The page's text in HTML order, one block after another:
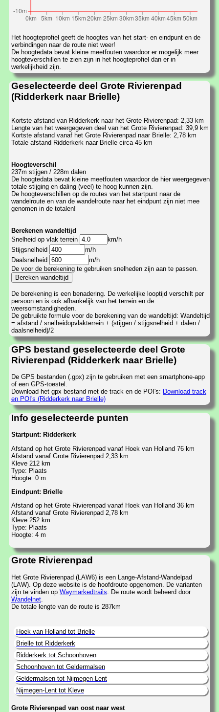
Het hoogteprofiel geeft de hoogtes van het start- en eindpunt en de
verbindingen naar de route niet weer!
De hoogtedata bevat kleine meetfouten waardoor er mogelijk meer
hoogteverschillen te zien zijn in het hoogteprofiel dan er in
werkelijkheid zijn.
Geselecteerde deel Grote Rivierenpad
(Ridderkerk naar Brielle)
Kortste afstand van Ridderkerk naar het Grote Rivierenpad: 2,33 km
Lengte van het weergegeven deel van het Grote Rivierenpad: 39,9 km
Kortste afstand vanaf het Grote Rivierenpad naar Brielle: 2,78 km
Totale afstand Ridderkerk naar Brielle circa 45 km
Hoogteverschil
237m stijgen / 228m dalen
De hoogtedata bevat kleine meetfouten waardoor de hier weergegeven
totale stijging en daling (veel) te hoog kunnen zijn.
De hoogteverschillen op de routes van het startpunt naar de
wandelroute en van de wandelroute naar het eindpunt zijn niet mee
genomen in de totalen!
Berekenen wandeltijd
Snelheid op vlak terrein
km/h
Stijgsnelheid
m/h
Daalsnelheid
m/h
De voor de berekening te gebruiken snelheden zijn aan te passen.
De berekening is een benadering. De werkelijke looptijd verschilt per
persoon en is ook afhankelijk van het terrein en de
weersomstandigheden.
De gebruikte formule voor de berekening van de wandeltijd: Wandeltijd
= afstand / snelheidopvlakterrein + (stijgen / stijgsnelheid + dalen /
daalsnelheid)/2
GPS bestand geselecteerde deel Grote
Rivierenpad (Ridderkerk naar Brielle)
De GPS bestanden (.gpx) zijn te gebruiken met een smartphone-app
of een GPS-toestel.
Download het gpx bestand met de track en de POI's: Download track
en POI's (Ridderkerk naar Brielle)
Info geselecteerde punten
Startpunt: Ridderkerk
Afstand op het Grote Rivierenpad vanaf Hoek van Holland 76 km
Afstand vanaf Grote Rivierenpad 2,33 km
Kleve 212 km
Type: Plaats
Hoogte: 0 m
Eindpunt: Brielle
Afstand op het Grote Rivierenpad vanaf Hoek van Holland 36 km
Afstand vanaf Grote Rivierenpad 2,78 km
Kleve 252 km
Type: Plaats
Hoogte: 4 m
Grote Rivierenpad
Het Grote Rivierenpad (LAW6) is een Lange-Afstand-Wandelpad
(LAW). Op deze website is de hoofdroute opgenomen. De varianten
zijn te vinden op Waymarkedtrails . De route wordt beheerd door
Wandelnet
De totale lengte van de route is 287km
Hoek van Holland tot Brielle
Brielle tot Ridderkerk
Ridderkerk tot Schoonhoven
Schoonhoven tot Geldermalsen
Geldermalsen tot Nijmegen-Lent
Nijmegen-Lent tot Kleve
Grote Rivierenpad van oost naar west